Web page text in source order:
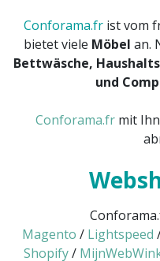
Conforama.frist vom
bietet viele Möbel an.
Bettwäsche,
und
Conforama.frmit
Magento / Lightspeed
Shopify/